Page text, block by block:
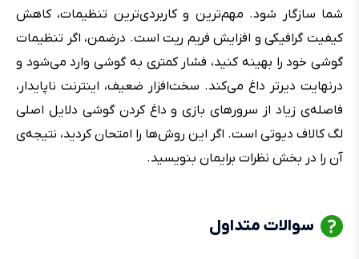
شما سازگار شود. مهم‌ترین و کاربردی‌ترین تنظیمات، کاهش
کیفیت گرافیکی و افزایش فریم ریت است. درضمن، اگر تنظیمات
گوشی خود را بهینه کنید، فشار کمتری به گوشی وارد می‌شود و
درنهایت دیرتر داغ می‌کند. سخت‌افزار ضعیف، اینترنت ناپایدار،
فاصله‌ی زیاد از سرورهای بازی و داغ کردن گوشی دلایل اصلی
لگ کالاف دیوتی است. اگر این روش‌ها را امتحان کردید، نتیجه‌ی
آن را در بخش نظرات برایمان بنویسید.
سوالات متداول